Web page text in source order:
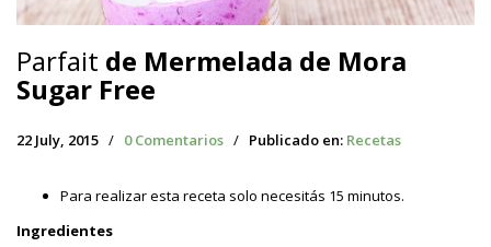
Parfait de Mermelada de Mora
Sugar Free
22 July, 2015 / 0 Comentarios / Publicado en: Recetas
Para realizar esta receta solo necesitás 15 minutos.
Ingredientes